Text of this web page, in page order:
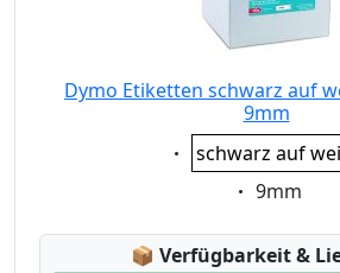
Dymo Etiketten schwarz auf
9mm
Eigenschaft:
schwarz auf
Eigenschaft:
9mm
📦 Lagerstatus:
Verfügbarkeit &